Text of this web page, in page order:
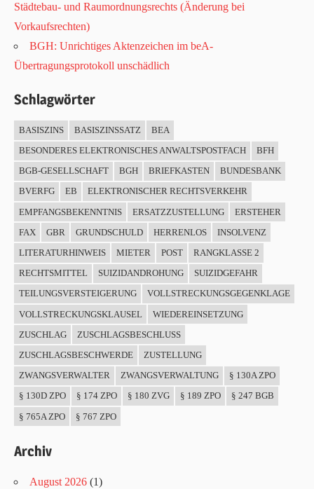
Städtebau- und Raumordnungsrechts (Änderung bei
Vorkaufsrechten)
BGH: Unrichtiges Aktenzeichen im beA-
Übertragungsprotokoll unschädlich
Schlagwörter
BASISZINS BASISZINSSATZ
BEA
BESONDERES ELEKTRONISCHES ANWALTSPOSTFACH
BFH
BGB-GESELLSCHAFT
BGH BRIEFKASTEN
BUNDESBANK
BVERFG
EB
ELEKTRONISCHER RECHTSVERKEHR
EMPFANGSBEKENNTNIS
ERSATZZUSTELLUNG
ERSTEHER
FAX
GBR GRUNDSCHULD HERRENLOS
INSOLVENZ
LITERATURHINWEIS
MIETER POST
RANGKLASSE 2
RECHTSMITTEL
SUIZIDANDROHUNG
SUIZIDGEFAHR
TEILUNGSVERSTEIGERUNG
VOLLSTRECKUNGSGEGENKLAGE
VOLLSTRECKUNGSKLAUSEL
WIEDEREINSETZUNG
ZUSCHLAG
ZUSCHLAGSBESCHLUSS
ZUSCHLAGSBESCHWERDE
ZUSTELLUNG
ZWANGSVERWALTER
ZWANGSVERWALTUNG
§ 130A ZPO
§ 130D ZPO
§ 174 ZPO § 180 ZVG § 189 ZPO
§ 247 BGB
§ 765A ZPO
§ 767 ZPO
Archiv
August 2026 (1)